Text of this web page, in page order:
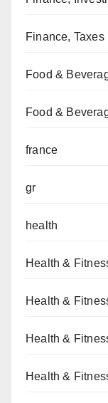
Finance, Taxes
Food &
Food &
france
gr
health
Health &
Health &
Health &
Health &